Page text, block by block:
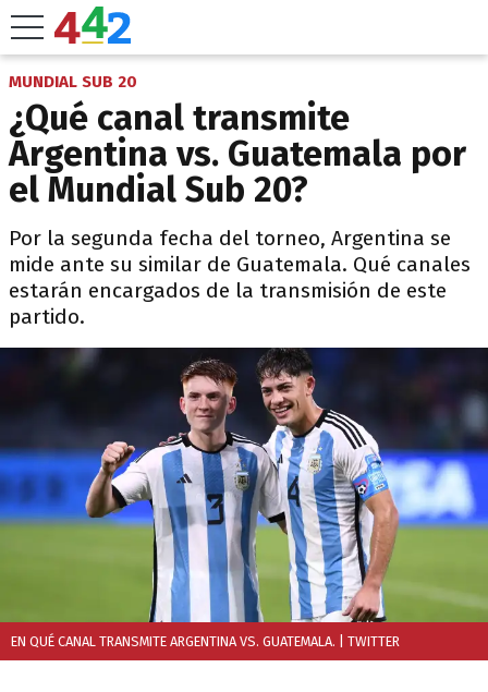
MUNDIAL SUB 20
¿Qué canal transmite
Argentina vs. Guatemala por
el Mundial Sub 20?
Por la segunda fecha del torneo, Argentina se
mide ante su similar de Guatemala. Qué canales
estarán encargados de la transmisión de este
partido.
EN QUÉ CANAL TRANSMITE ARGENTINA VS. GUATEMALA. | TWITTER